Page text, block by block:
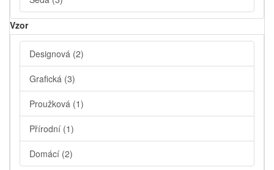
Vzor
Designová (2)
Grafická (3)
Proužková (1)
Přírodní (1)
Domácí (2)